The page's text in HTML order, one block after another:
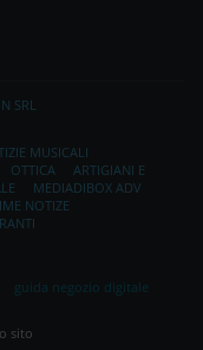
SRL
MUSICALI
OTTICA
ARTIGIANI E
MEDIADIBOX ADV
NOTIZE
guida negozio digitale
sito